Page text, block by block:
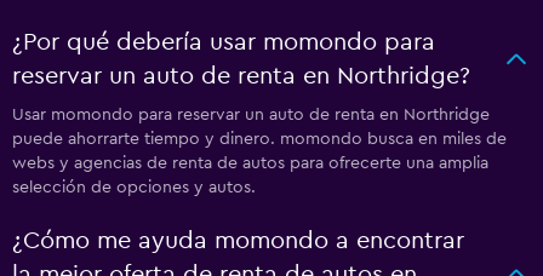
¿Por qué debería usar momondo para
reservar un auto de renta en Northridge?
Usar momondo para reservar un auto de renta en Northridge
puede ahorrarte tiempo y dinero. momondo busca en miles de
webs y agencias de renta de autos para ofrecerte una amplia
selección de opciones y autos.
¿Cómo me ayuda momondo a encontrar